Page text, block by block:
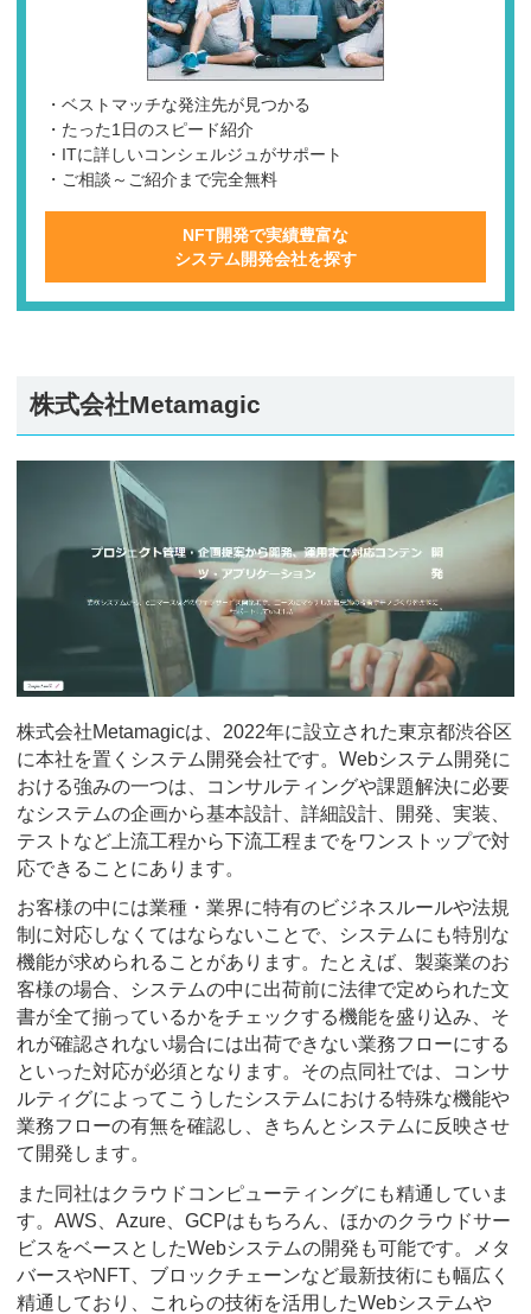
・ベストマッチな発注先が見つかる
・たった1日のスピード紹介
・ITに詳しいコンシェルジュがサポート
・ご相談～ご紹介まで完全無料
NFT開発で実績豊富な
システム開発会社を探す
株式会社Metamagic
株式会社Metamagicは、2022年に設立された東京都渋谷区
に本社を置くシステム開発会社です。Webシステム開発に
おける強みの一つは、コンサルティングや課題解決に必要
なシステムの企画から基本設計、詳細設計、開発、実装、
テストなど上流工程から下流工程までをワンストップで対
応できることにあります。
お客様の中には業種・業界に特有のビジネスルールや法規
制に対応しなくてはならないことで、システムにも特別な
機能が求められることがあります。たとえば、製薬業のお
客様の場合、システムの中に出荷前に法律で定められた文
書が全て揃っているかをチェックする機能を盛り込み、そ
れが確認されない場合には出荷できない業務フローにする
といった対応が必須となります。その点同社では、コンサ
ルティグによってこうしたシステムにおける特殊な機能や
業務フローの有無を確認し、きちんとシステムに反映させ
て開発します。
また同社はクラウドコンピューティングにも精通していま
す。AWS、Azure、GCPはもちろん、ほかのクラウドサー
ビスをベースとしたWebシステムの開発も可能です。メタ
バースやNFT、ブロックチェーンなど最新技術にも幅広く
精通しており、これらの技術を活用したWebシステムや